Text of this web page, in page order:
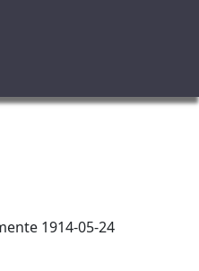
1914-05-24